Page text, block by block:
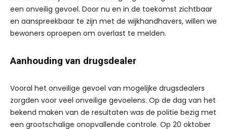
een onveilig gevoel. Door nu en in de toekomst zichtbaar
en aanspreekbaar te zijn met de wijkhandhavers, willen we
bewoners oproepen om overlast te melden.
Aanhouding van drugsdealer
Vooral het onveilige gevoel van mogelijke drugsdealers
zorgden voor veel onveilige gevoelens. Op de dag van het
bekend maken van de resultaten was de politie bezig met
een grootschalige onopvallende controle. Op 20 oktober